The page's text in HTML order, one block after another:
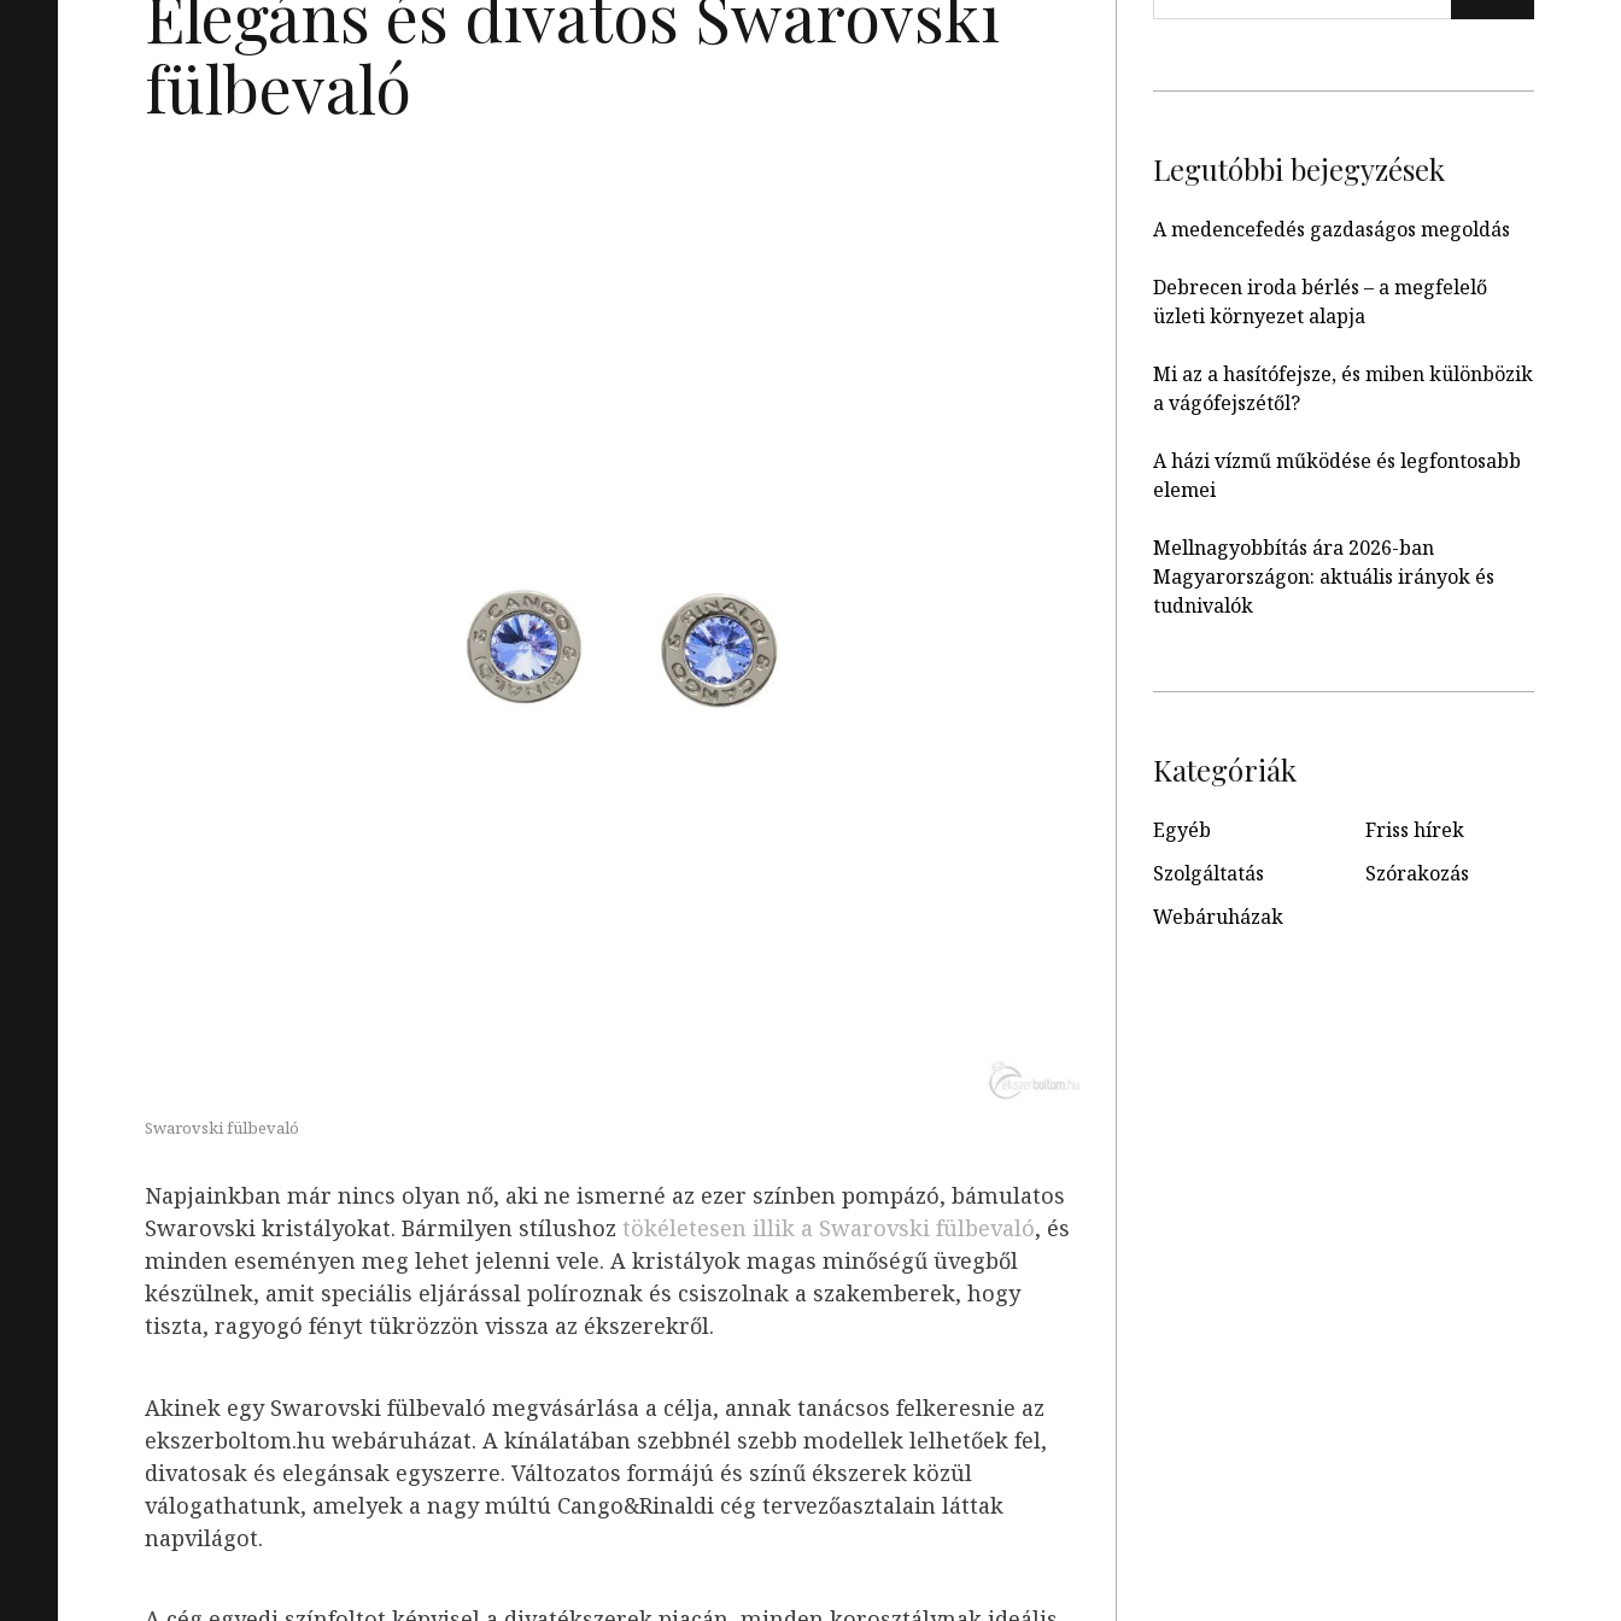
fülbevaló
Swarovski fülbevaló
Napjainkban már nincs olyan nő, aki ne ismerné az ezer színben pompázó, bámulatos
Swarovski kristályokat. Bármilyen stílushoz tökéletesen illik a Swarovski fülbevaló, és
minden eseményen meg lehet jelenni vele. A kristályok magas minőségű üvegből
készülnek, amit speciális eljárással políroznak és csiszolnak a szakemberek, hogy
tiszta, ragyogó fényt tükrözzön vissza az ékszerekről.
Akinek egy Swarovski fülbevaló megvásárlása a célja, annak tanácsos felkeresnie az
ekszerboltom.hu webáruházat. A kínálatában szebbnél szebb modellek lelhetőek fel,
divatosak és elegánsak egyszerre. Változatos formájú és színű ékszerek közül
válogathatunk, amelyek a nagy múltú Cango&Rinaldi cég tervezőasztalain láttak
napvilágot.
Legutóbbi bejegyzések
A medencefedés gazdaságos megoldás
Debrecen iroda bérlés – a megfelelő
üzleti környezet alapja
Mi az a hasítófejsze, és miben különbözik
a vágófejszétől?
A házi vízmű működése és legfontosabb
elemei
Mellnagyobbítás ára 2026-ban
Magyarországon: aktuális irányok és
tudnivalók
Kategóriák
Egyéb
Friss hírek
Szolgáltatás
Szórakozás
Webáruházak